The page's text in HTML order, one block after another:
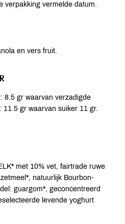
verpakking vermelde datum.
en vers fruit.
8.5 gr waarvan verzadigde
11.5 gr waarvan suiker 11 gr.
met 10% vet, fairtrade ruwe
natuurlijk Bourbon-
guargom*, geconcentreerd
levende yoghurt